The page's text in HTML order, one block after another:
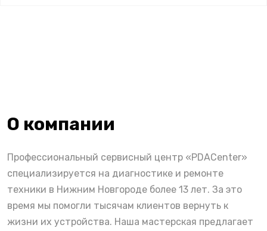
О компании
Профессиональный сервисный центр «PDACenter»
специализируется на диагностике и ремонте
техники в Нижним Новгороде более 13 лет. За это
время мы помогли тысячам клиентов вернуть к
жизни их устройства. Наша мастерская предлагает